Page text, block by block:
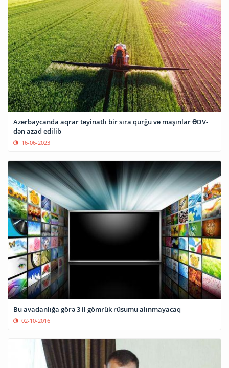
Azərbaycanda aqrar təyinatlı bir sıra qurğu və maşınlar ƏDV-
dən azad edilib
16-06-2023
Bu avadanlığa görə 3 il gömrük rüsumu alınmayacaq
02-10-2016